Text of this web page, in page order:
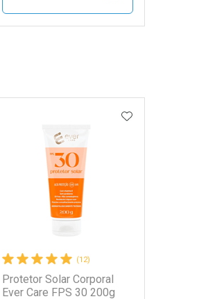
Ativar Desconto
AOS FAVORITOS
(12)
Protetor Solar Corporal
Ever Care FPS 30 200g
ADICIONAR AOS